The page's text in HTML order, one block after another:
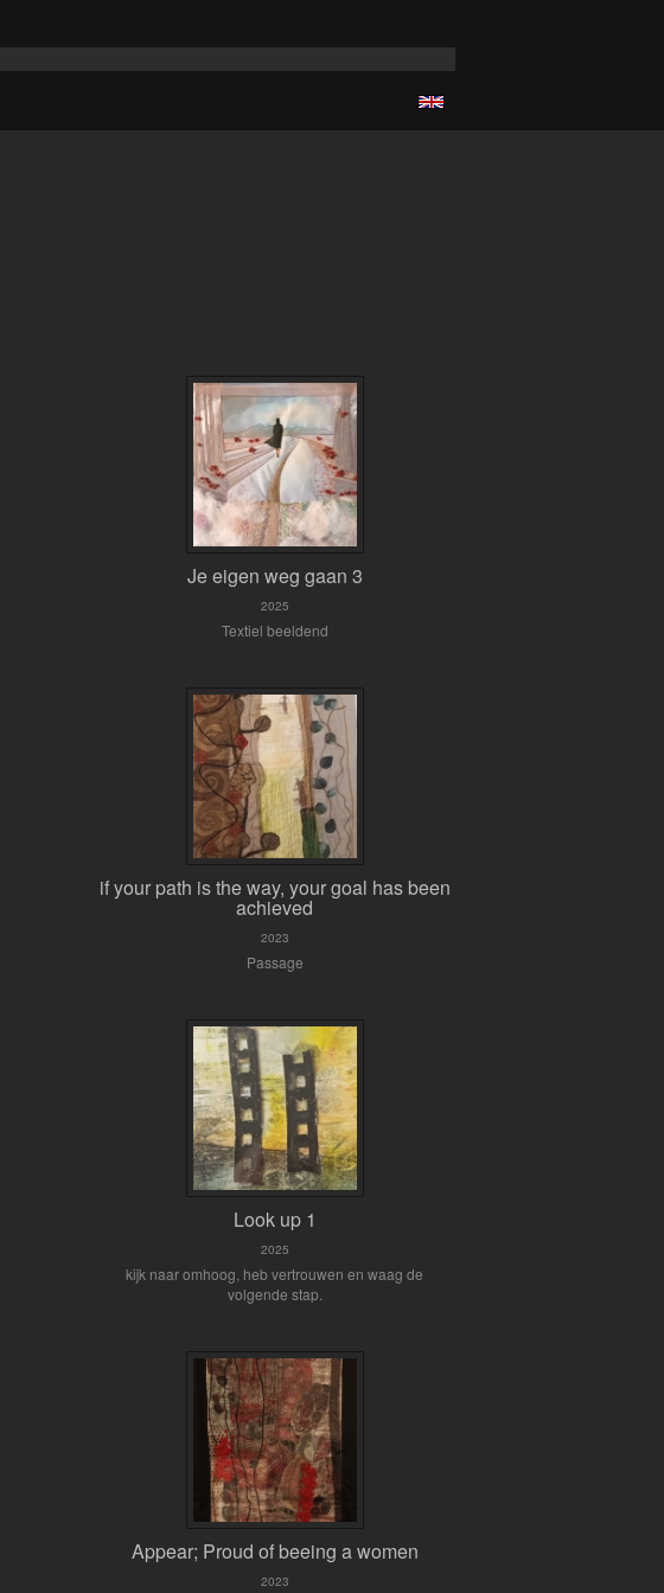
Je eigen weg gaan 3
2025
Textiel beeldend
if your path is the way, your goal has been
achieved
2023
Passage
Look up 1
2025
kijk naar omhoog, heb vertrouwen en waag de
volgende stap.
Appear; Proud of beeing a women
2023